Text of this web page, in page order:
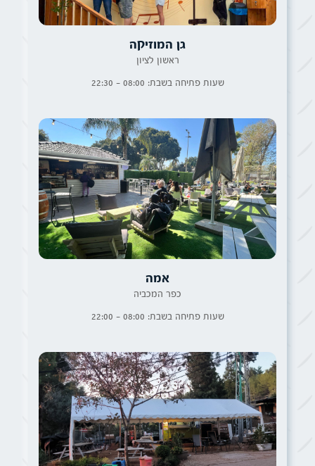
גן המוזיקה
ראשון לציון
שעות פתיחה בשבת: 08:00 - 22:30
אמה
כפר המכביה
שעות פתיחה בשבת: 08:00 - 22:00